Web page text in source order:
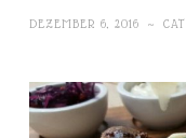
DEZEMBER 6, 2016 ~ CAT